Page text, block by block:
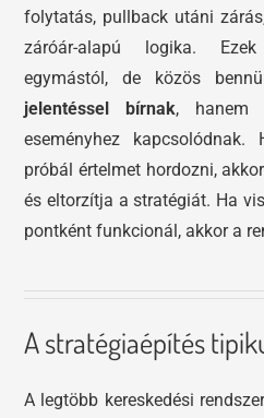
folytatás, pullback utáni
záróár-alapú logika.
egymástól, de közös
jelentéssel bírnak, hanem
eseményhez
próbál értelmet hordozni,
és eltorzítja a stratégiát. Ha
pontként funkcionál, akkor a
A stratégiaépítés
A legtöbb kereskedési